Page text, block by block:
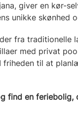
giver en kør-
unikke skønhed
fra traditionelle
med privat
friheden til at
find en feriebolig,